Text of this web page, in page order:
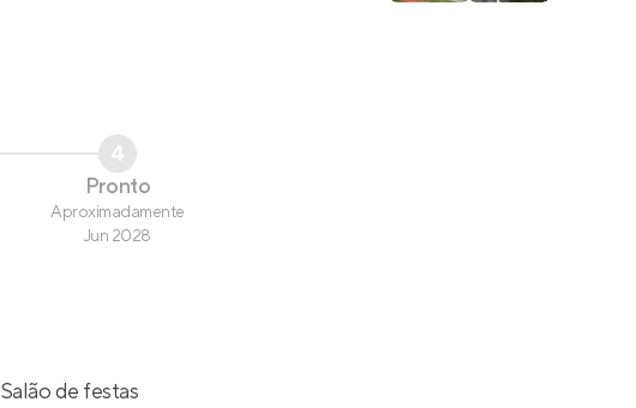
4
Pronto
Aproximadamente
Jun 2028
Salão de festas